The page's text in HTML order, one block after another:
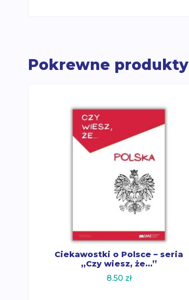
Pokrewne produkty
Ciekawostki o Polsce – seria
„Czy wiesz, że…”
8.50 zł